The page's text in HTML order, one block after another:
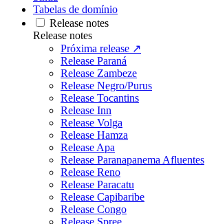
Tabelas de domínio
Release notes
Release notes
Próxima release ↗
Release Paraná
Release Zambeze
Release Negro/Purus
Release Tocantins
Release Inn
Release Volga
Release Hamza
Release Apa
Release Paranapanema Afluentes
Release Reno
Release Paracatu
Release Capibaribe
Release Congo
Release Spree